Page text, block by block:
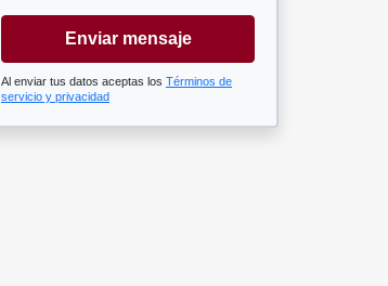
Enviar mensaje
Al enviar tus datos aceptas los Términos de
servicio y privacidad